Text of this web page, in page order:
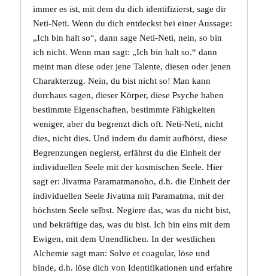
immer es ist, mit dem du dich identifizierst, sage dir
Neti-Neti. Wenn du dich entdeckst bei einer Aussage:
„Ich bin halt so“, dann sage Neti-Neti, nein, so bin
ich nicht. Wenn man sagt: „Ich bin halt so.“ dann
meint man diese oder jene Talente, diesen oder jenen
Charakterzug. Nein, du bist nicht so! Man kann
durchaus sagen, dieser Körper, diesePsyche haben
bestimmte Eigenschaften, bestimmte Fähigkeiten
weniger, aber du begrenzt dich oft. Neti-Neti, nicht
dies, nicht dies. Und indem du damit aufhörst, diese
Begrenzungen negierst, erfährst du die Einheit der
individuellen Seele mit der kosmischen Seele. Hier
sagt er: Jivatma Paramatmanoho, d.h. die Einheit der
individuellen SeeleJivatma mitParamatma, mit der
höchsten Seele selbst. Negiere das, was du nicht bist,
und bekräftige das, was du bist. Ich bin eins mit dem
Ewigen, mit dem Unendlichen. In der westlichen
Alchemie sagt man: Solve et coagular, löse und
binde, d.h. löse dich von Identifikationen und erfahre